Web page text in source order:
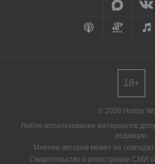
© 2026 Hobby
Любое использование материалов
редакции.
Мнение авторов может не
Свидетельство о регистрации
18+